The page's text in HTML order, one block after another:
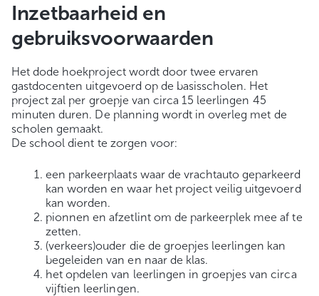
Inzetbaarheid en
gebruiksvoorwaarden
Het dode hoekproject wordt door twee ervaren
gastdocenten uitgevoerd op de basisscholen. Het
project zal per groepje van circa 15 leerlingen 45
minuten duren. De planning wordt in overleg met de
scholen gemaakt.
De school dient te zorgen voor:
een parkeerplaats waar de vrachtauto geparkeerd
kan worden en waar het project veilig uitgevoerd
kan worden.
pionnen en afzetlint om de parkeerplek mee af te
zetten.
(verkeers)ouder die de groepjes leerlingen kan
begeleiden van en naar de klas.
het opdelen van leerlingen in groepjes van circa
vijftien leerlingen.